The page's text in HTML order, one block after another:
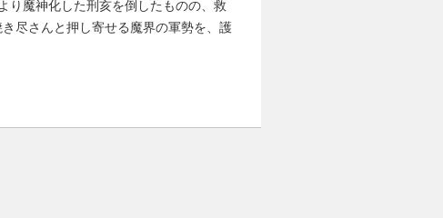
魔神化した刑亥を倒したものの、救
尽さんと押し寄せる魔界の軍勢を、護